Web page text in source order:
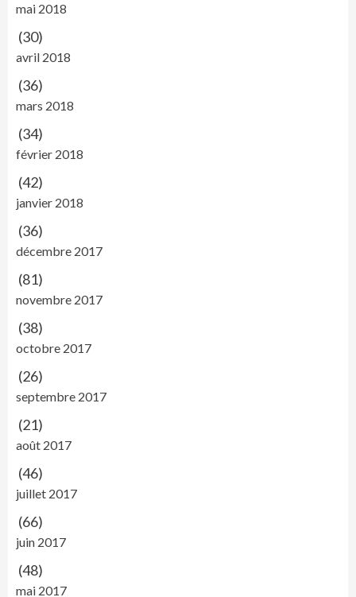
mai 2018
(30)
avril 2018
(36)
mars 2018
(34)
février 2018
(42)
janvier 2018
(36)
décembre 2017
(81)
novembre 2017
(38)
octobre 2017
(26)
septembre 2017
(21)
août 2017
(46)
juillet 2017
(66)
juin 2017
(48)
mai 2017